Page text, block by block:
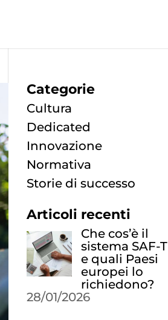
Categorie
Cultura
Dedicated
Innovazione
Normativa
Storie di successo
Articoli recenti
Che cos’è il
sistema SAF-T
e quali Paesi
europei lo
richiedono?
28/01/2026